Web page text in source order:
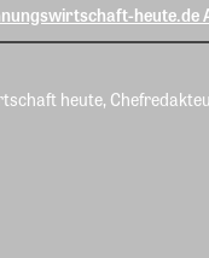
heute.de
heute,